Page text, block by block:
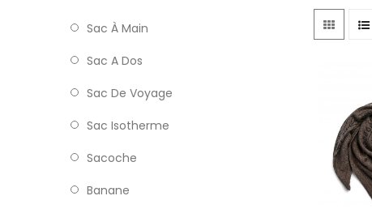
Sac À Main
Sac A Dos
Sac De Voyage
Sac Isotherme
Sacoche
Banane